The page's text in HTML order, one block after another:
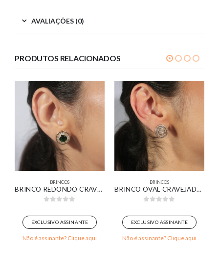
AVALIAÇÕES (0)
PRODUTOS RELACIONADOS
BRINCOS
BRINCO REDONDO CRAVEJADO COM ZIRCÔNIA ESMERALDA BANHADO EM OURO 18K
EXCLUSIVO ASSINANTE
Não é assinante? Clique aqui
BRINCOS
BRINCO OVAL CRAVEJADO BANHADO EM OURO 18K
EXCLUSIVO ASSINANTE
Não é assinante? Clique aqui